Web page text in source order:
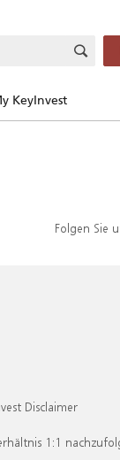
KeyInvest
Folgen Sie
Disclaimer
1:1